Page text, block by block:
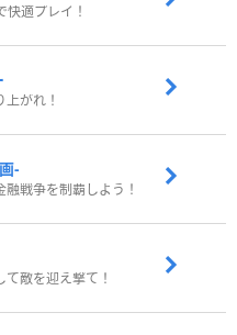
快適プレイ！
がれ！
-
戦争を制覇しよう！
敵を迎え撃て！